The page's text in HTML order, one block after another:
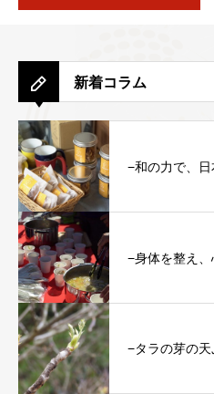
新着コラム
−和の力で、
−身体を整え
−タラの芽の